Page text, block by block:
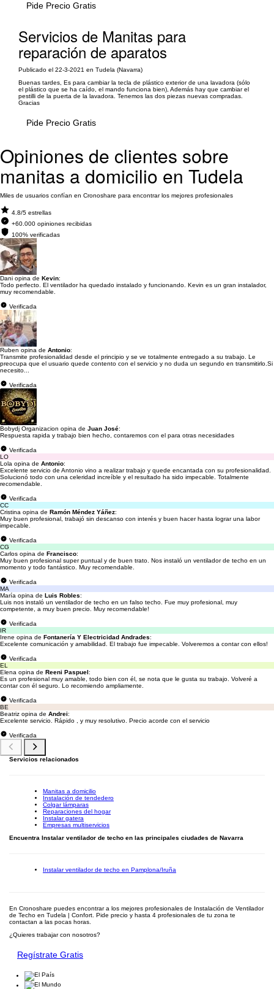
Pide Precio Gratis
Servicios de Manitas para
reparación de aparatos
Publicado el 22-3-2021 en Tudela (Navarra)
Buenas tardes, Es para cambiar la tecla de plástico exterior de una lavadora (sólo
el plástico que se ha caído, el mando funciona bien), Además hay que cambiar el
pestilli de la puerta de la lavadora. Tenemos las dos piezas nuevas compradas.
Gracias
Pide Precio Gratis
Opiniones de clientes sobre
manitas a domicilio en Tudela
Miles de usuarios confían en Cronoshare para encontrar los mejores profesionales
4.8/5 estrellas
+60.000 opiniones recibidas
100% verificadas
Dani opina de Kevin:
Todo perfecto. El ventilador ha quedado instalado y funcionando. Kevin es un gran instalador,
muy recomendable.
Verificada
Ruben opina de Antonio:
Transmite profesionalidad desde el principio y se ve totalmente entregado a su trabajo. Le
preocupa que el usuario quede contento con el servicio y no duda un segundo en transmitirlo.Si
necesito...
Verificada
Bobydj Organizacion opina de Juan José:
Respuesta rapida y trabajo bien hecho, contaremos con el para otras necesidades
Verificada
LO
Lola opina de Antonio:
Excelente servicio de Antonio vino a realizar trabajo y quede encantada con su profesionalidad.
Solucionó todo con una celeridad increíble y el resultado ha sido impecable. Totalmente
recomendable.
Verificada
CC
Cristina opina de Ramón Méndez Yáñez:
Muy buen profesional, trabajó sin descanso con interés y buen hacer hasta lograr una labor
impecable.
Verificada
CG
Carlos opina de Francisco:
Muy buen profesional super puntual y de buen trato. Nos instaló un ventilador de techo en un
momento y todo fantástico. Muy recomendable.
Verificada
MA
María opina de Luis Robles:
Luis nos instaló un ventilador de techo en un falso techo. Fue muy profesional, muy
competente, a muy buen precio. Muy recomendable!
Verificada
IR
Irene opina de Fontanería Y Electricidad Andrades:
Excelente comunicación y amabilidad. El trabajo fue impecable. Volveremos a contar con ellos!
Verificada
EL
Elena opina de Reeni Paspuel:
Es un profesional muy amable, todo bien con él, se nota que le gusta su trabajo. Volveré a
contar con él seguro. Lo recomiendo ampliamente.
Verificada
BE
Beatriz opina de Andrei:
Excelente servicio. Rápido , y muy resolutivo. Precio acorde con el servicio
Verificada
Servicios relacionados
Manitas a domicilio
Instalación de tendedero
Colgar lámparas
Reparaciones del hogar
Instalar gatera
Empresas multiservicios
Encuentra Instalar ventilador de techo en las principales ciudades de Navarra
Instalar ventilador de techo en Pamplona/Iruña
En Cronoshare puedes encontrar a los mejores profesionales de Instalación de Ventilador
de Techo en Tudela | Confort. Pide precio y hasta 4 profesionales de tu zona te
contactan a las pocas horas.
¿Quieres trabajar con nosotros?
Regístrate Gratis